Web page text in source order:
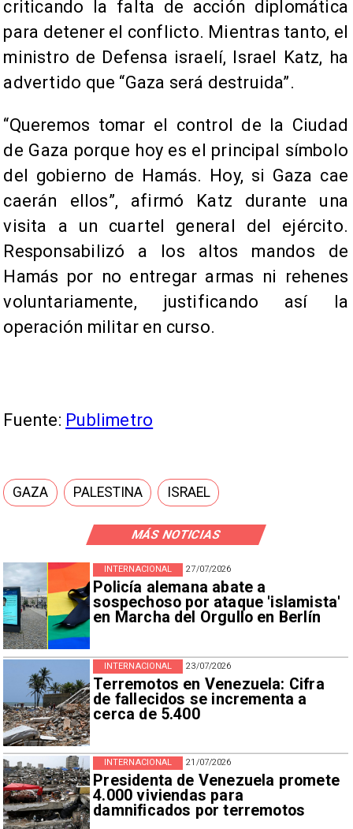
MÁS NOTICIAS
27/07/2026
Policía alemana abate a
sospechoso por ataque 'islamista'
en Marcha del Orgullo en Berlín
INTERNACIONAL
23/07/2026
Terremotos en Venezuela: Cifra
de fallecidos se incrementa a
cerca de 5.400
INTERNACIONAL
21/07/2026
Presidenta de Venezuela promete
4.000 viviendas para
damnificados por terremotos
INTERNACIONAL
criticando la falta de acción diplomática
para detener el conflicto. Mientras tanto, el
ministro de Defensa israelí, Israel Katz, ha
advertido que “Gaza será destruida”.
“Queremos tomar el control de la Ciudad
de Gaza porque hoy es el principal símbolo
del gobierno de Hamás. Hoy, si Gaza cae
caerán ellos”, afirmó Katz durante una
visita a un cuartel general del ejército.
Responsabilizó a los altos mandos de
Hamás por no entregar armas ni rehenes
voluntariamente, justificando así la
operación militar en curso.
Fuente: Publimetro
GAZA PALESTINA ISRAEL